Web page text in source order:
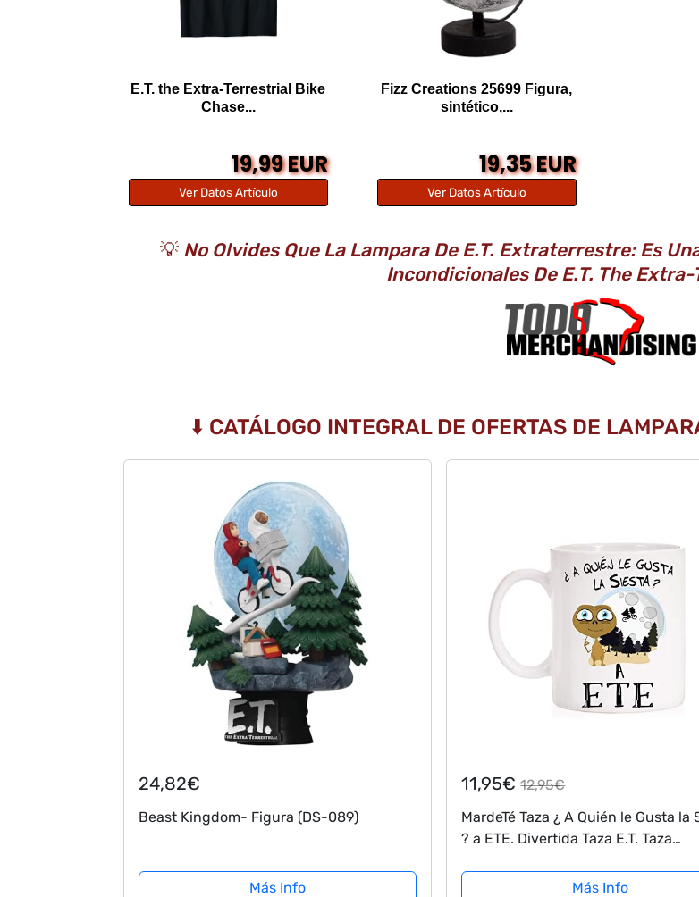
E.T. the Extra-Terrestrial Bike
Chase...
19,99 EUR
Ver Datos Artículo
Fizz Creations 25699 Figura,
sintético,...
19,35 EUR
Ver Datos Artículo
💡No Olvides Que La Lampara De E.T. Extraterrestre: Es
Incondicionales De E.T. The
⬇️ CATÁLOGO INTEGRAL DE OFERTAS DE
24,82€
Beast Kingdom- Figura (DS-089)
Más Info
11,95€12,95€
MardeTé Taza ¿ A Quién le Gusta la
? a ETE. Divertida Taza E.T. Taza
Siesta.
Más Info